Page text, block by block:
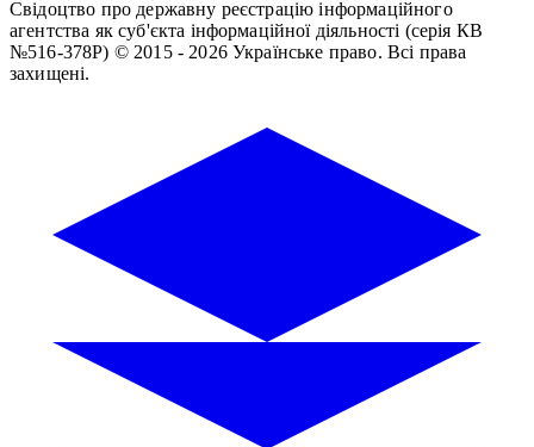
Свідоцтво про державну реєстрацію інформаційного
агентства як суб'єкта інформаційної діяльності (серія КВ
№516-378Р) © 2015 - 2026 Українське право. Всі права
захищені.